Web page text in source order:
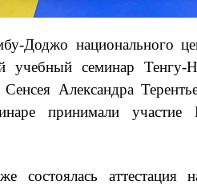
Доджо национального
учебный семинар
Александра
принимали участие
состоялась аттестация